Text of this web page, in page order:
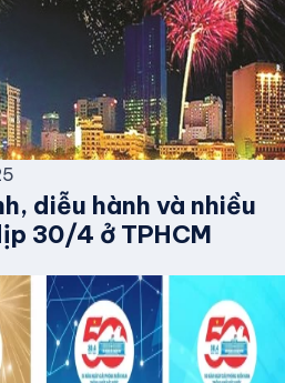
diễu hành và nhiều
30/4 ở TPHCM